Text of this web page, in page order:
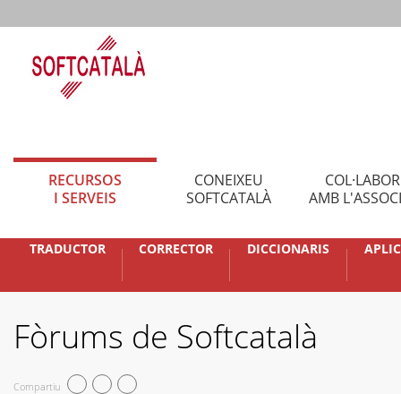
RECURSOS
I SERVEIS
CONEIXEU
SOFTCATALÀ
AMB
TRADUCTOR CORRECTOR DICCIONARIS
Fòrums de Softcatalà
Compartiu